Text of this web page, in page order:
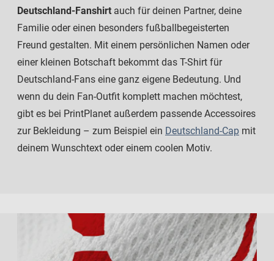
Deutschland-Fanshirt auch für deinen Partner, deine
Familie oder einen besonders fußballbegeisterten
Freund gestalten. Mit einem persönlichen Namen oder
einer kleinen Botschaft bekommt das T-Shirt für
Deutschland-Fans eine ganz eigene Bedeutung. Und
wenn du dein Fan-Outfit komplett machen möchtest,
gibt es bei PrintPlanet außerdem passende Accessoires
zur Bekleidung – zum Beispiel ein Deutschland-Cap mit
deinem Wunschtext oder einem coolen Motiv.